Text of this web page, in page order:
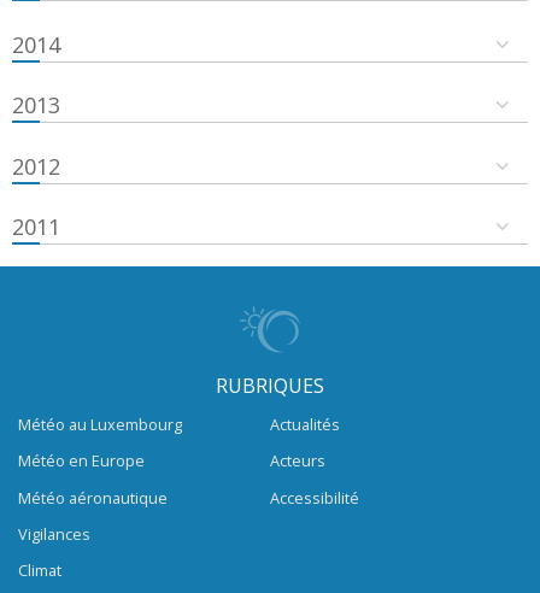
2014
2013
2012
2011
RUBRIQUES
Météo au Luxembourg
Météo en Europe
Météo aéronautique
Vigilances
Climat
Actualités
Acteurs
Accessibilité